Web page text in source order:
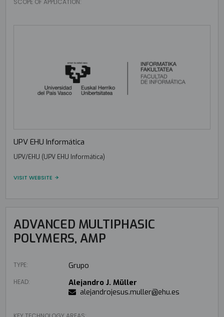
SCOPE OF APPLICATION:
UPV EHU Informática
UPV/EHU (UPV EHU Informática)
VISIT WEBSITE
ADVANCED MULTIPHASIC
POLYMERS, AMP
TYPE: Grupo
HEAD:
Alejandro J. Müller
alejandrojesus.muller@ehu.es